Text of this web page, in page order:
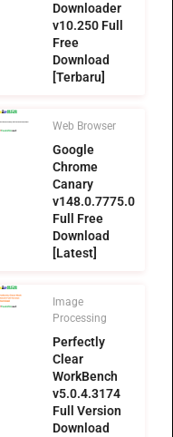
Downloader
v10.250 Full
Free
Download
[Terbaru]
Web Browser
Google
Chrome
Canary
v148.0.7775.0
Full Free
Download
[Latest]
Image
Processing
Perfectly
Clear
WorkBench
v5.0.4.3174
Full Version
Download